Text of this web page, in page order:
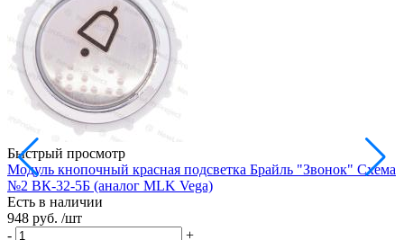
Быстрый просмотр
Модуль кнопочный красная подсветка Брайль "Звонок" Схема
№2 ВК-32-5Б (аналог MLK Vega)
Есть в наличии
948 руб. /шт
-
+